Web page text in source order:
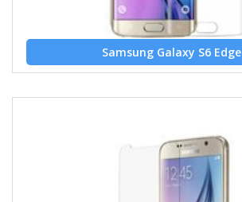
Samsung Galaxy S6 Edge